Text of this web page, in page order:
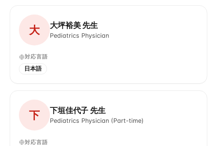
大 大坪裕美 先生
Pediatrics Physician
対応言語
日本語
下 下垣佳代子 先生
Pediatrics Physician (Part-time)
対応言語